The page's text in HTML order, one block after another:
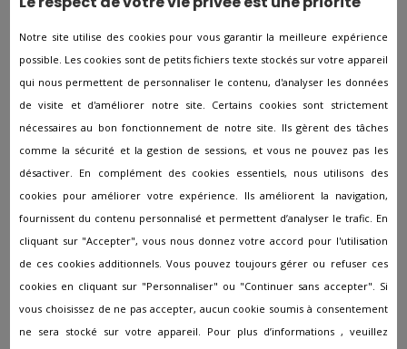
de Allery
Pompes funèbres à Abbeville
Pompes funèbres à Airaines
Pompes funèbres à Albert
Pompes funèbres à Ault
Pompes funèbres à Beaucamps-le-Vieux
Pompes funèbres à Beauchamps
Pompes funèbres à Bernaville
Notre site utilise des cookies pour vous garantir la meilleure expérience
possible. Les cookies sont de petits fichiers texte stockés sur votre appareil
qui nous permettent de personnaliser le contenu, d'analyser les données
de visite et d'améliorer notre site. Certains cookies sont strictement
nécessaires au bon fonctionnement de notre site. Ils gèrent des tâches
comme la sécurité et la gestion de sessions, et vous ne pouvez pas les
désactiver. En complément des cookies essentiels, nous utilisons des
cookies pour améliorer votre expérience. Ils améliorent la navigation,
fournissent du contenu personnalisé et permettent d’analyser le trafic. En
cliquant sur "Accepter", vous nous donnez votre accord pour l'utilisation
de ces cookies additionnels. Vous pouvez toujours gérer ou refuser ces
cookies en cliquant sur "Personnaliser" ou "Continuer sans accepter". Si
vous choisissez de ne pas accepter, aucun cookie soumis à consentement
ne sera stocké sur votre appareil. Pour plus d’informations , veuillez